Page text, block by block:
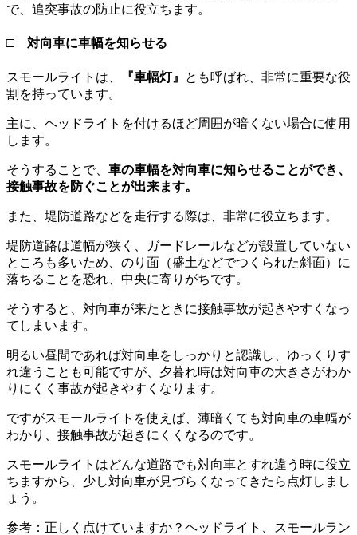
で、追突事故の防止に役立ちます。
□ 対向車に車幅を知らせる
スモールライトは、 『車幅灯』
とも呼ばれ、非常に重要な役
割を持っています。
主に、ヘッドライトを付けるほど周囲が暗くない場合に使用
します。
そうすることで、 車の車幅を対向車に知らせることができ、
接触事故を防ぐことが出来ます。
また、堤防道路などを走行する際は、非常に役立ちます。
堤防道路は道幅が狭く、ガードレールなどが設置していない
ところも多いため、のり面（盛土などでつくられた斜面）に
落ちることを恐れ、中央に寄りがちです。
そうすると、対向車が来たときに接触事故が起きやすくなっ
てしまいます。
明るい昼間であれば対向車をしっかりと認識し、ゆっくりす
れ違うことも可能ですが、夕暮れ時は対向車の大きさがわか
りにくく事故が起きやすくなります。
ですがスモールライトを使えば、薄暗くても対向車の車幅が
わかり、接触事故が起きにくくなるのです。
スモールライトはどんな道路でも対向車とすれ違う時に役立
ちますから、少し対向車が見づらくなってきたら点灯しまし
ょう。
参考：正しく点けていますか？ヘッドライト、スモールラン